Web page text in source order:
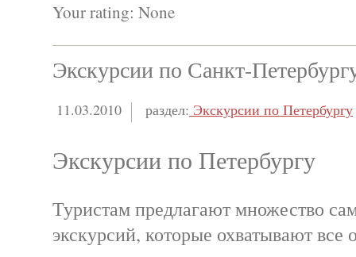
Your rating: None
Экскурсии по Санкт-
11.03.2010 раздел: Экскурсии по Петербургу
Экскурсии по Петербургу
Туристам предлагают множество
экскурсий, которые охватывают все